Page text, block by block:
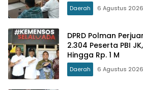
Daerah 6 Agustus 2026
DPRD Polman
2.304 Peserta PBI
Hingga Rp. 1 M
Daerah 6 Agustus 2026